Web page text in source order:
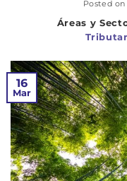
Posted
16
Mar